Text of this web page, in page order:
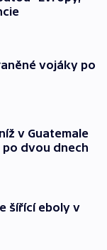
vojáky po
v Guatemale
po dvou dnech
šířící eboly v